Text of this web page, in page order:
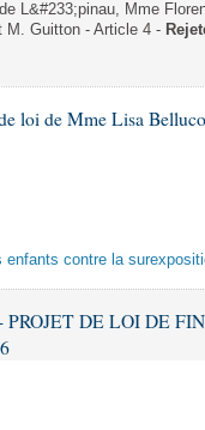
L&#233;pinau, Mme
M. Guitton - Article 4 -
loi de Mme Lisa
enfants contre la
PROJET DE LOI DE